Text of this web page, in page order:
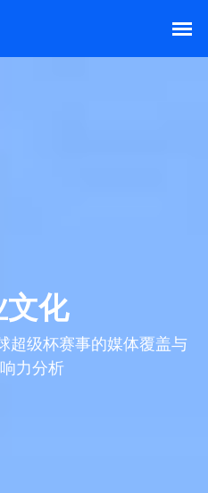
化
超级杯赛事的媒体覆盖与
力分析